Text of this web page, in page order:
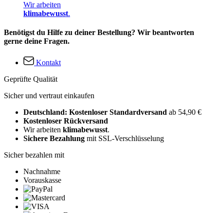
Wir arbeiten
klimabewusst.
Benötigst du Hilfe zu deiner Bestellung? Wir beantworten
gerne deine Fragen.
Kontakt
Geprüfte Qualität
Sicher und vertraut einkaufen
Deutschland: Kostenloser Standardversand ab 54,90 €
Kostenloser Rückversand
Wir arbeiten klimabewusst.
Sichere Bezahlung mit SSL-Verschlüsselung
Sicher bezahlen mit
Nachnahme
Vorauskasse